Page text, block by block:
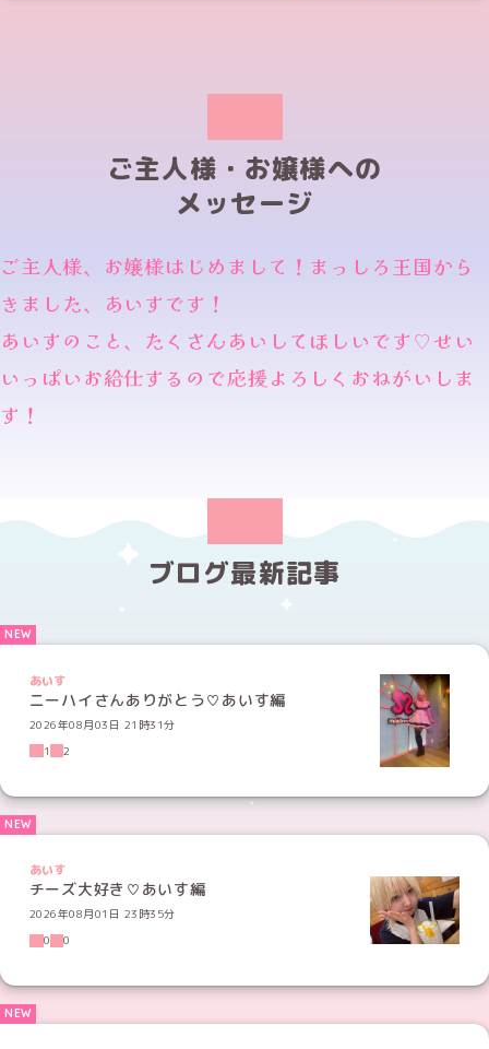
ご主人様・お嬢様への
メッセージ
ご主人様、お嬢様はじめまして！まっしろ王国から
きました、あいすです！
あいすのこと、たくさんあいしてほしいです♡せい
いっぱいお給仕するので応援よろしくおねがいしま
す！
ブログ最新記事
あいす
ニーハイさんありがとう♡あいす編
2026年08月03日 21時31分
1
2
あいす
チーズ大好き♡あいす編
2026年08月01日 23時35分
0
0